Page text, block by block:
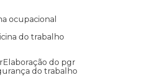
ocupacional
do trabalho
Elaboração do pgr
do trabalho